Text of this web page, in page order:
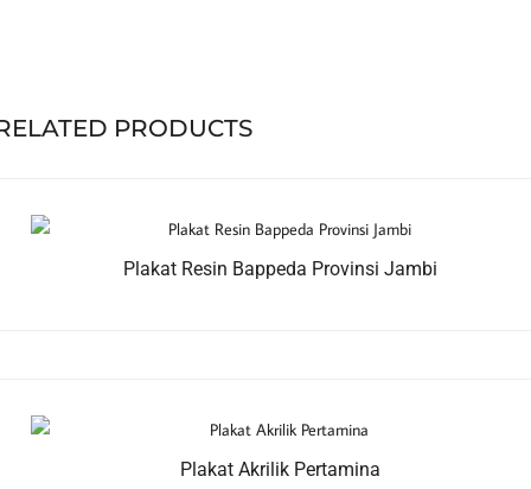
PRODUCTS
Plakat Resin Bappeda Provinsi Jambi
Plakat Akrilik Pertamina